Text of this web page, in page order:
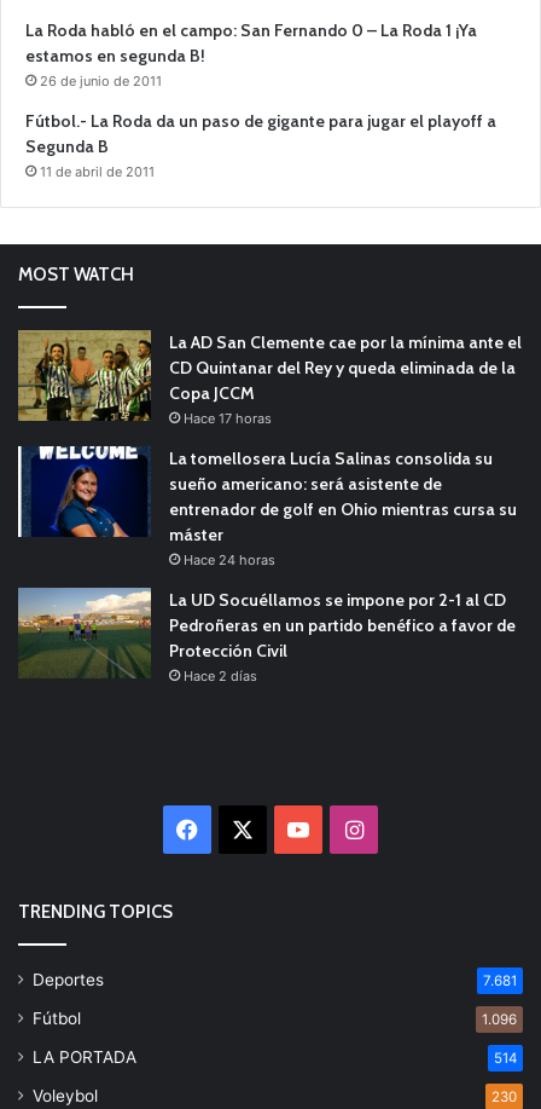
La Roda habló en el campo: San Fernando 0 – La Roda 1 ¡Ya
estamos en segunda B!
26 de junio de 2011
Fútbol.- La Roda da un paso de gigante para jugar el playoff a
Segunda B
11 de abril de 2011
MOST WATCH
La AD San Clemente cae por la mínima ante el
CD Quintanar del Rey y queda eliminada de la
Copa JCCM
Hace 17 horas
La tomellosera Lucía Salinas consolida su
sueño americano: será asistente de
entrenador de golf en Ohio mientras cursa su
máster
Hace 24 horas
La UD Socuéllamos se impone por 2-1 al CD
Pedroñeras en un partido benéfico a favor de
Protección Civil
Hace 2 días
Facebook YouTubeInstagram
TRENDING TOPICS
Deportes 7.681
Fútbol 1.096
LA PORTADA 514
Voleybol 230